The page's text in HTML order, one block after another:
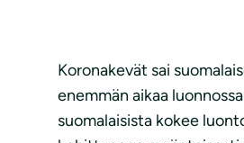
Koronakevät sai
enemmän aikaa
suomalaisista kokee